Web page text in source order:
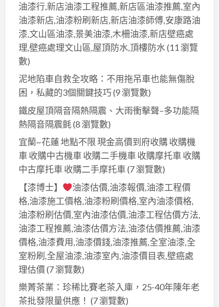
油漆行,新店油漆工程推薦,新店區油漆推薦,室內
油漆新店,油漆粉刷新店,新店油漆師傅,安康路油
漆,文山區油漆,景美油漆,木柵油漆,新店壁癌處
理,壁癌處理文山區,屋頂防水,頂樓防水(11 瀏覽
數)
泥地陷車自救全攻略：不用拖吊車也能無傷脫
困，私藏的3個關鍵技巧(9 瀏覽數)
鐵皮屋頂隔音隔熱隔震、大雨衝擊聲–多功能隔
熱隔音隔震氈(8 瀏覽數)
宜蘭~花蓮 地點不限 現金高價到府收購 收購機
車 收購中古機車 收購二手機車 收購摩托車 收購
中古摩托車 收購二手摩托車(7 瀏覽數)
【漆博士】
油漆估價,油漆報價,油漆工程價
格,油漆施工價格,油漆粉刷價格,室內油漆價格,
油漆粉刷估價,室內油漆估價,油漆工程估價方法,
油漆工程推薦,油漆估價方法,油漆估價推薦,油漆
價格,油漆費用,油漆價錢,油漆推薦,全室油漆,全
室粉刷,全屋油漆,油漆室內,油漆價目表,壁癌處
理估價(7 瀏覽數)
樂菁茶業：珍稀比賽老茶入庫，25-40年陳年老
茶批發限量供應！ (7 瀏覽數)